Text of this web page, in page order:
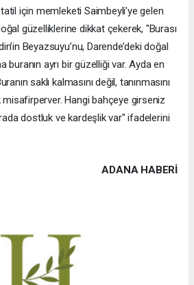
için memleketi Saimbeyli’ye gelen
güzelliklerine dikkat çekerek, "Burası
Beyazsuyu’nu, Darende’deki doğal
buranın ayrı bir güzelliği var. Ayda en
saklı kalmasını değil, tanınmasını
Hangi bahçeye girseniz
dostluk ve kardeşlik var" ifadelerini
ADANA HABERİ